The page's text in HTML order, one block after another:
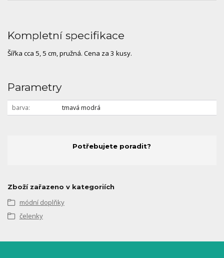
Kompletní specifikace
Šířka cca 5, 5 cm, pružná. Cena za 3 kusy.
Parametry
barva tmavá modrá
Potřebujete poradit?
Zboží zařazeno v kategoriích
módní doplňky
čelenky